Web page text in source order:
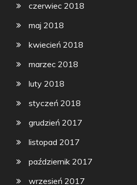
czerwiec 2018
maj 2018
kwiecień 2018
marzec 2018
luty 2018
styczeń 2018
grudzień 2017
listopad 2017
październik 2017
wrzesień 2017